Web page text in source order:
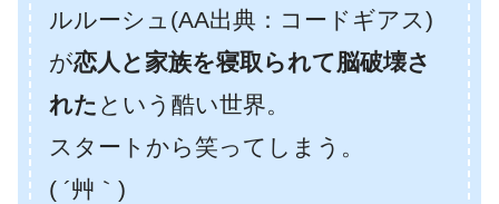
ルルーシュ(AA出典：コードギアス)
が恋人と家族を寝取られて脳破壊さ
れた という酷い世界。
スタートから笑ってしまう。
( ´艸｀)